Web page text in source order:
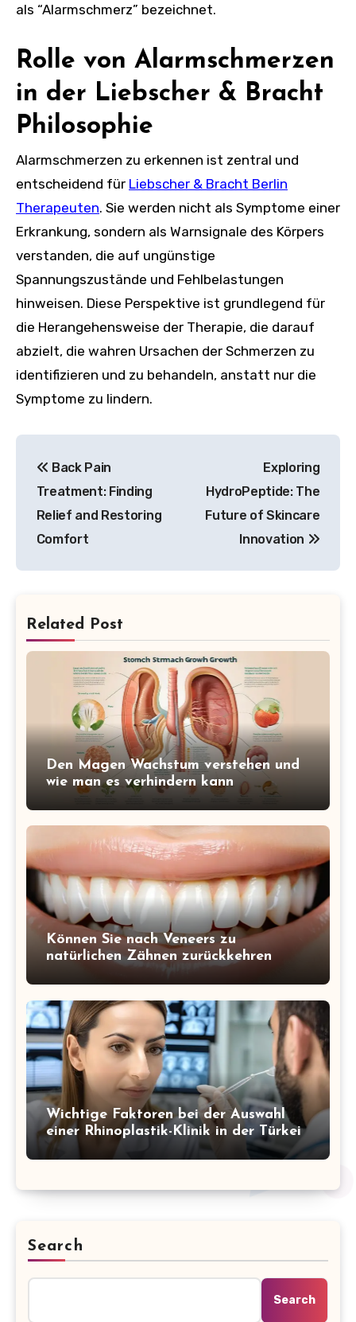
als “Alarmschmerz” bezeichnet.
Rolle von Alarmschmerzen
in der Liebscher & Bracht
Philosophie
Alarmschmerzen zu erkennen ist zentral und
entscheidend für Liebscher & Bracht Berlin
Therapeuten. Sie werden nicht als Symptome einer
Erkrankung, sondern als Warnsignale des Körpers
verstanden, die auf ungünstige
Spannungszustände und Fehlbelastungen
hinweisen. Diese Perspektive ist grundlegend für
die Herangehensweise der Therapie, die darauf
abzielt, die wahren Ursachen der Schmerzen zu
identifizieren und zu behandeln, anstatt nur die
Symptome zu lindern.
navigation
Back Pain
Treatment: Finding
Relief and Restoring
Comfort
Exploring
HydroPeptide: The
Future of Skincare
Innovation
Related Post
Den Magen Wachstum verstehen und
wie man es verhindern kann
Können Sie nach Veneers zu
natürlichen Zähnen zurückkehren
Wichtige Faktoren bei der Auswahl
einer Rhinoplastik-Klinik in der Türkei
Search
Search